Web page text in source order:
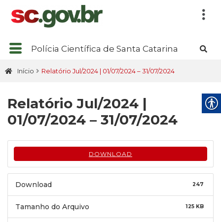
Polícia Científica de Santa Catarina
Início Relatório Jul/2024 | 01/07/2024 – 31/07/2024
Relatório Jul/2024 |
01/07/2024 – 31/07/2024
DOWNLOAD
Download 247
Tamanho do Arquivo 125 KB